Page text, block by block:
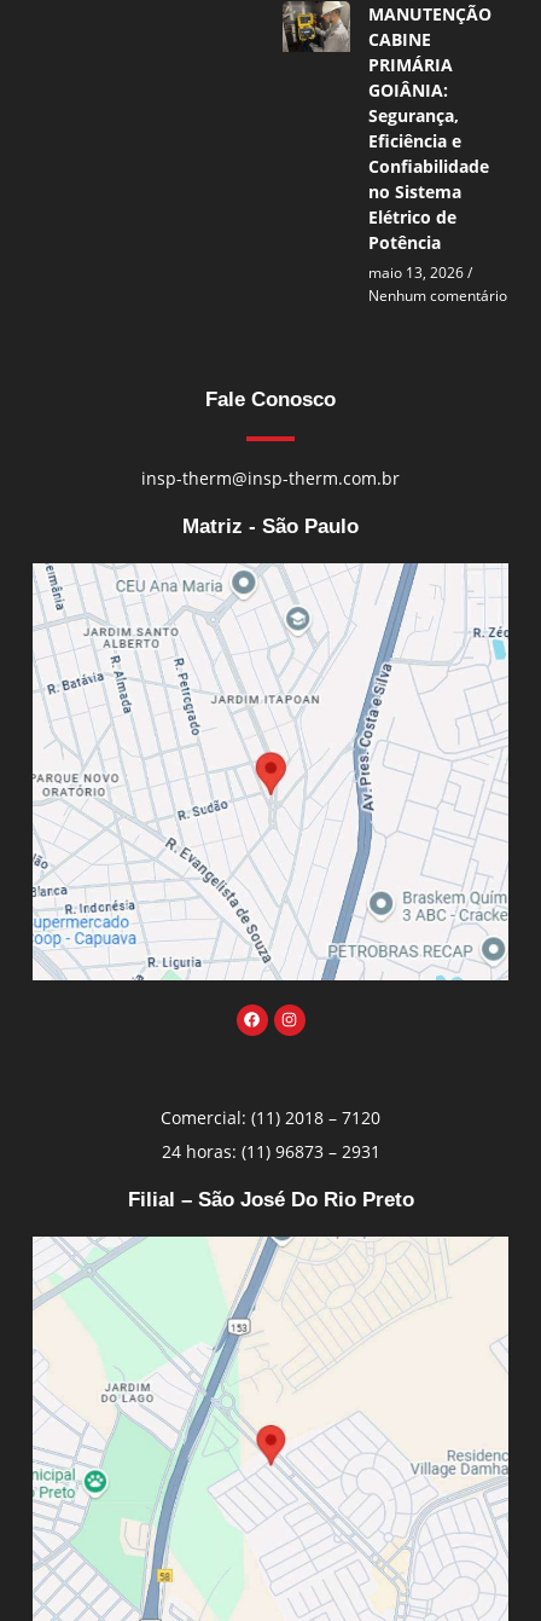
MANUTENÇÃO
CABINE
PRIMÁRIA
GOIÂNIA:
Segurança,
Eficiência e
Confiabilidade
no Sistema
Elétrico de
Potência
maio 13, 2026
Nenhum comentário
Fale Conosco
insp-therm@insp-therm.com.br
Matriz - São Paulo
Comercial: (11) 2018 – 7120
24 horas: (11) 96873 – 2931
Filial – São José Do Rio Preto